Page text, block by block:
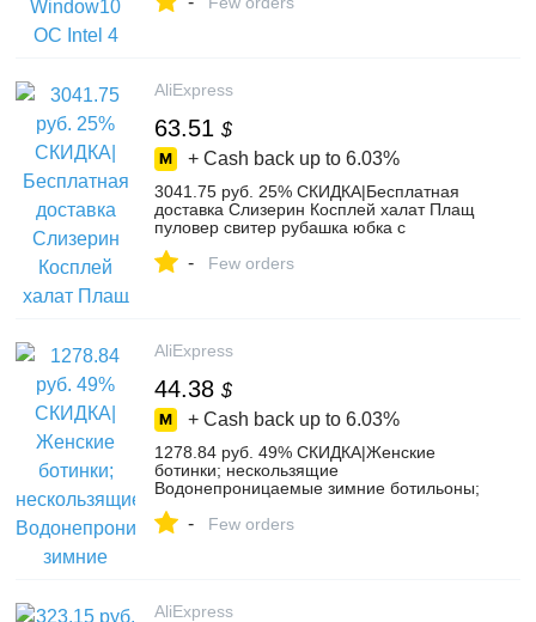
AliExpress
63.51 $
+ Cash back up to 6.03%
3041.75 руб. 25% СКИДКА|Бесплатная
доставка Слизерин Косплей халат Плащ
пуловер свитер рубашка юбка с
Поттер косплэй-in Костюмы из фильмов
- Few orders
AliExpress
44.38 $
+ Cash back up to 6.03%
1278.84 руб. 49% СКИДКА|Женские
ботинки; нескользящие
Водонепроницаемые зимние ботильоны;
толстым мехом; botas mujer-in Теплые
- Few orders
AliExpress